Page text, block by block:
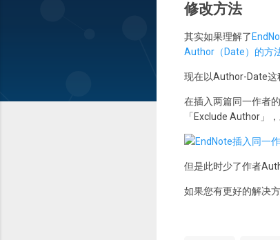
修改方法
其实如果理解了
Author（Date）的方
现在以Author-Date这
在插入两篇同一作者
「Exclude Author」
但是此时少了作者
如果您有更好的解决